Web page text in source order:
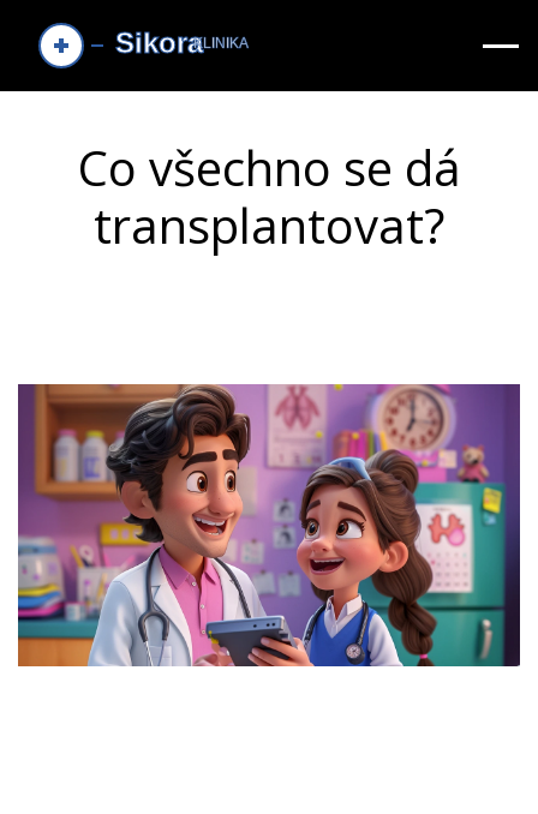
Co všechno se dá
transplantovat?